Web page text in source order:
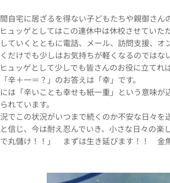
自宅に居ざるを得ない子どもたちや親御さん
ュッゲとしてはこの連休中は休校させてい
ていくとともに電話、メール、訪問支援、
だけでも少しはお気持ちが軽くなるのではな
ュッゲとして少しでも皆さんのお役に立てれ
辛＋一＝？」のお答えは「幸」です。
には「辛いことも幸せも紙一重」という意味
れています。
でこの状況がいつまで続くのか不安な日々
信じ、今は耐え忍んでいき、小さな日々の楽
で丸儲け！！」 まずは生き延びます！！ 金